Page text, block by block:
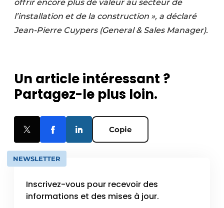
offrir encore plus de valeur au secteur de
l’installation et de la construction », a déclaré
Jean-Pierre Cuypers (General & Sales Manager).
Un article intéressant ?
Partagez-le plus loin.
Copie
NEWSLETTER
Inscrivez-vous pour recevoir des
informations et des mises à jour.